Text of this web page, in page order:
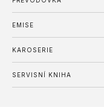
EMISE
KAROSERIE
SERVISNÍ KNIHA